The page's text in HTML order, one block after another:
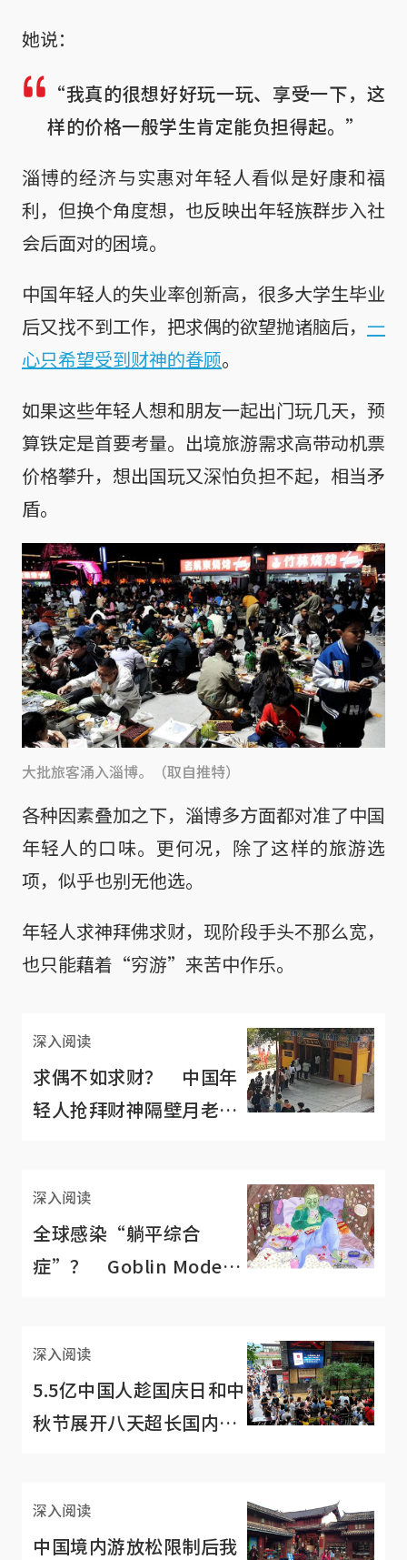
她说：
“我真的很想好好玩一玩、享受一下，这
样的价格一般学生肯定能负担得起。”
淄博的经济与实惠对年轻人看似是好康和福
利，但换个角度想，也反映出年轻族群步入社
会后面对的困境。
中国年轻人的失业率创新高，很多大学生毕业
后又找不到工作，把求偶的欲望抛诸脑后， 一
心只希望受到财神的眷顾。
如果这些年轻人想和朋友一起出门玩几天，预
算铁定是首要考量。出境旅游需求高带动机票
价格攀升，想出国玩又深怕负担不起，相当矛
盾。
大批旅客涌入淄博。（取自推特）
各种因素叠加之下，淄博多方面都对准了中国
年轻人的口味。更何况，除了这样的旅游选
项，似乎也别无他选。
年轻人求神拜佛求财，现阶段手头不那么宽，
也只能藉着“穷游”来苦中作乐。
深入阅读
求偶不如求财？ 中国年
轻人抢拜财神隔壁月老乏
深入阅读
全球感染“躺平综合
症”？ Goblin Mode被
深入阅读
5.5亿中国人趁国庆日和中
秋节展开八天超长国内
深入阅读
中国境内游放松限制后我